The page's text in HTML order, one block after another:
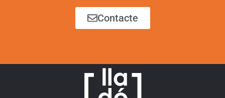
Contacte